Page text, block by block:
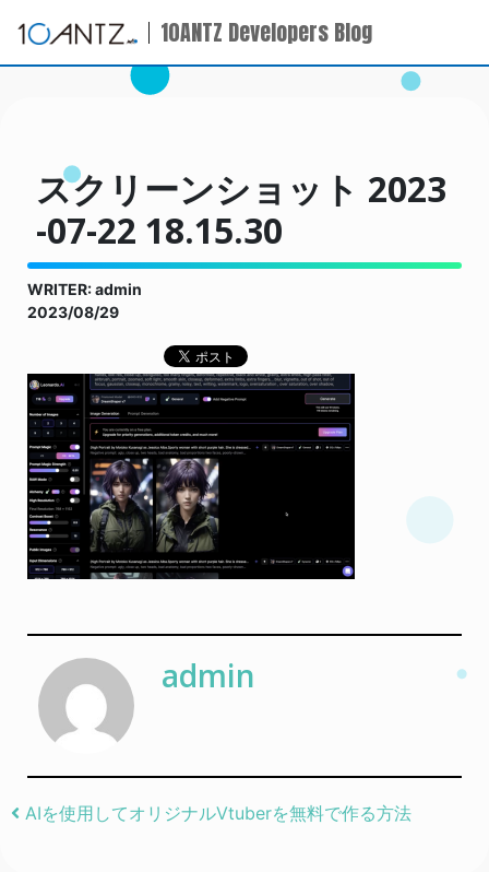
10ANTZ Developers Blog
スクリーンショット 2023
-07-22 18.15.30
WRITER: admin
2023/08/29
admin
Post navigation
AIを使用してオリジナルVtuberを無料で作る方法